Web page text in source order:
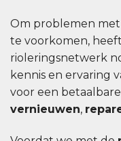
Om problemen met
te voorkomen,
rioleringsnetwerk
kennis en ervaring
voor een
vernieuwen,